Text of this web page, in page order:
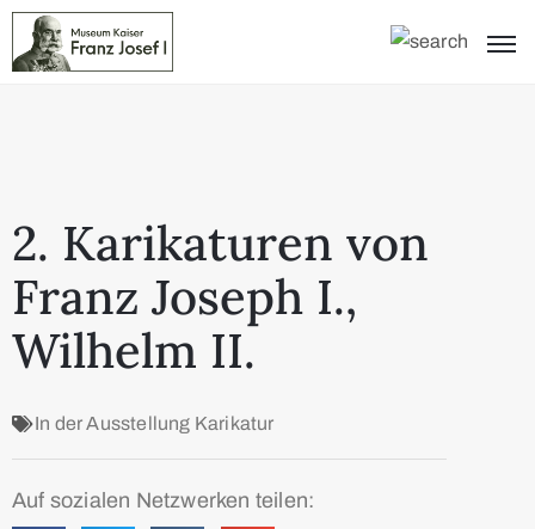
2. Karikaturen von
Franz Joseph I.,
Wilhelm II.
In der Ausstellung Karikatur
Auf sozialen Netzwerken teilen: